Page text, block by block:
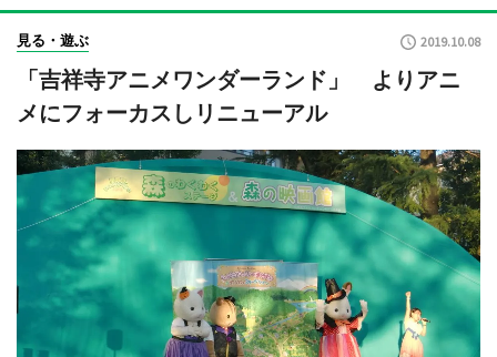
見る・遊ぶ 2019.10.08
「吉祥寺アニメワンダーランド」 よりアニ
メにフォーカスしリニューアル